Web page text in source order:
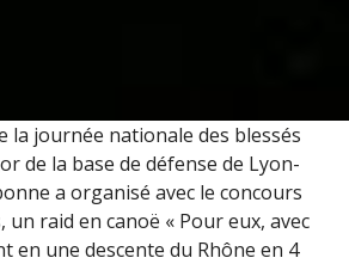
la journée nationale des blessés
de la base de défense de Lyon-
a organisé avec le concours
un raid en canoë « Pour eux, avec
en une descente du Rhône en 4